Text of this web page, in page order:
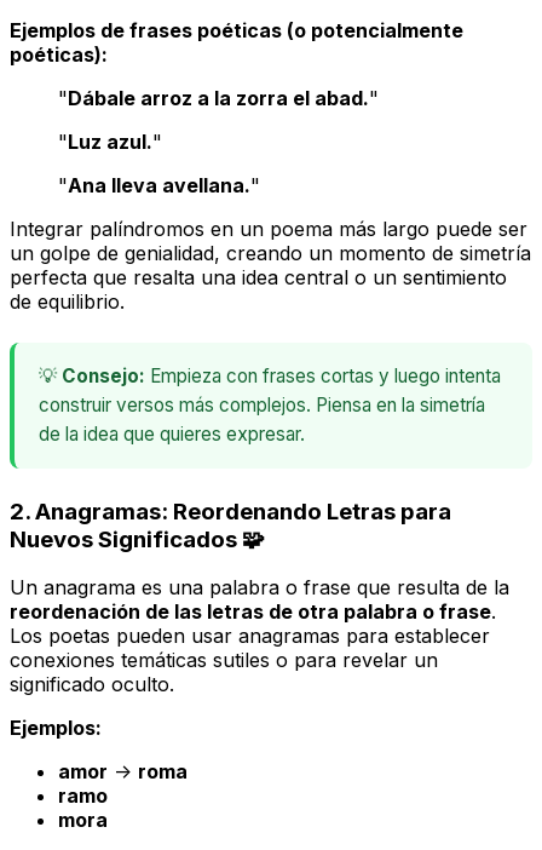
Ejemplos de frases poéticas (o potencialmente
poéticas):
"Dábale arroz a la zorra el abad."
"Luz azul."
"Ana lleva avellana."
Integrar palíndromos en un poema más largo puede ser
un golpe de genialidad, creando un momento de simetría
perfecta que resalta una idea central o un sentimiento
de equilibrio.
💡 Consejo: Empieza con frases cortas y luego intenta
construir versos más complejos. Piensa en la simetría
de la idea que quieres expresar.
2. Anagramas: Reordenando Letras para
Nuevos Significados 🧩
Un anagrama es una palabra o frase que resulta de la
reordenación de las letras de otra palabra o frase.
Los poetas pueden usar anagramas para establecer
conexiones temáticas sutiles o para revelar un
significado oculto.
Ejemplos:
amor -> roma
ramo
mora